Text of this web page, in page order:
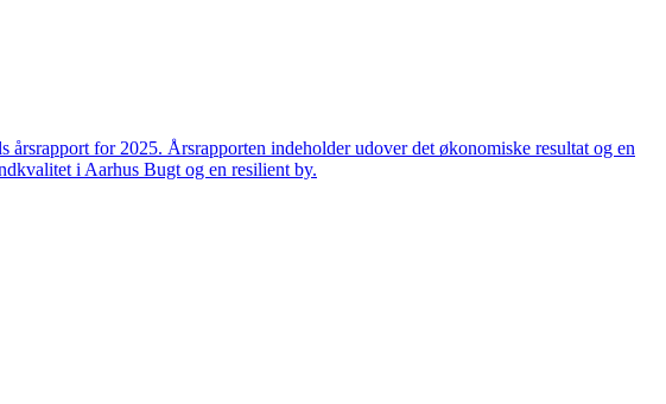
for 2025. Årsrapporten indeholder udover det økonomiske resultat og en
i Aarhus Bugt og en resilient by.